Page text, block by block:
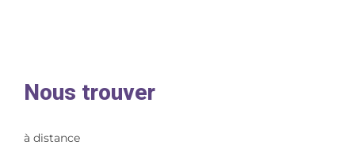
Nous trouver
à distance